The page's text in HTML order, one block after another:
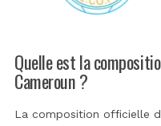
Quelle est la
Cameroun ?
La composition officielle